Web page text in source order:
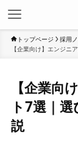
トップページ
採用
【企業向け】エンジニ
【企業向
ト7選｜
説